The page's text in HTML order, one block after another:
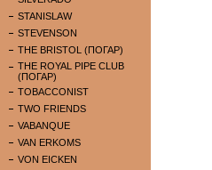
STANISLAW
STEVENSON
THE BRISTOL (ПОГАР)
THE ROYAL PIPE CLUB
(ПОГАР)
TOBACCONIST
TWO FRIENDS
VABANQUE
VAN ERKOMS
VON EICKEN